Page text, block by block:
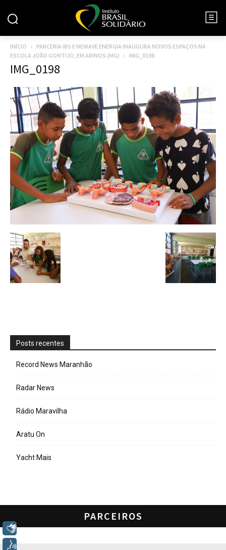
INÍCIO
PARCERIA IBS E NEWAVE ENERGIA INAUGURA NOVOS ESPAÇOS NA
ESCOLA JOÃO GONTIJO, EM ARINOS (MG)
IMG_0198
IMG_0198
Posts recentes
Record News Maranhão
Radar News
Rádio Maravilha
Aratu On
Yacht Mais
PARCEIROS
Libras